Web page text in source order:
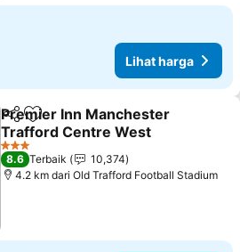
Lihat harga
KongsiTambah ke favorit
Premier Inn Manchester
Trafford Centre West
Lihat harga
3 Bintang
8.6 Terbaik
10,374
4.2 km dari Old Trafford Football Stadium